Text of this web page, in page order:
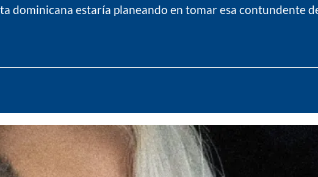
dominicana estaría planeando en tomar esa contundente